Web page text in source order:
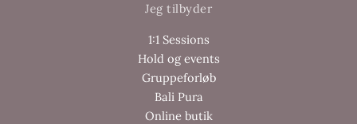
Jeg tilbyder
1:1 Sessions
Hold og events
Gruppeforløb
Bali Pura
Online butik